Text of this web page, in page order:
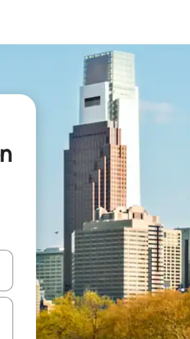
usando las teclas de las flechas